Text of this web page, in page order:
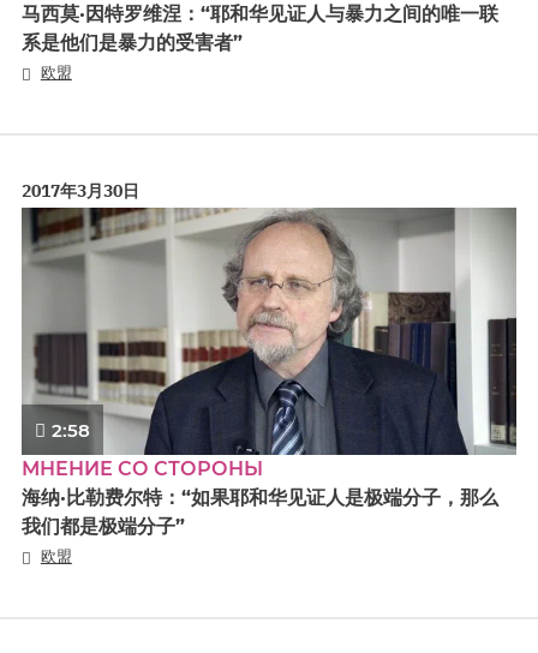
马西莫·因特罗维涅：“耶和华见证人与暴力之间的唯一联
系是他们是暴力的受害者”
欧盟
2017年3月30日
2:58
МНЕНИЕ СО СТОРОНЫ
海纳·比勒费尔特：“如果耶和华见证人是极端分子，那么
我们都是极端分子”
欧盟